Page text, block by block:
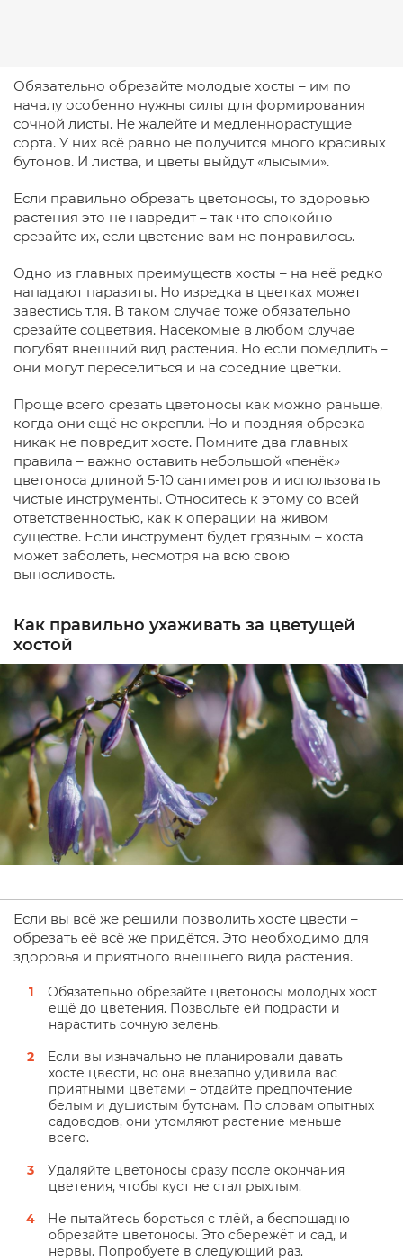
Обязательно обрезайте молодые хосты – им по
началу особенно нужны силы для формирования
сочной листы. Не жалейте и медленнорастущие
сорта. У них всё равно не получится много красивых
бутонов. И листва, и цветы выйдут «лысыми».
Если правильно обрезать цветоносы, то здоровью
растения это не навредит – так что спокойно
срезайте их, если цветение вам не понравилось.
Одно из главных преимуществ хосты – на неё редко
нападают паразиты. Но изредка в цветках может
завестись тля. В таком случае тоже обязательно
срезайте соцветвия. Насекомые в любом случае
погубят внешний вид растения. Но если помедлить –
они могут переселиться и на соседние цветки.
Проще всего срезать цветоносы как можно раньше,
когда они ещё не окрепли. Но и поздняя обрезка
никак не повредит хосте. Помните два главных
правила – важно оставить небольшой «пенёк»
цветоноса длиной 5-10 сантиметров и использовать
чистые инструменты. Относитесь к этому со всей
ответственностью, как к операции на живом
существе. Если инструмент будет грязным – хоста
может заболеть, несмотря на всю свою
выносливость.
Как правильно ухаживать за цветущей
хостой
Если вы всё же решили позволить хосте цвести –
обрезать её всё же придётся. Это необходимо для
здоровья и приятного внешнего вида растения.
Обязательно обрезайте цветоносы молодых хост
ещё до цветения. Позвольте ей подрасти и
нарастить сочную зелень.
Если вы изначально не планировали давать
хосте цвести, но она внезапно удивила вас
приятными цветами – отдайте предпочтение
белым и душистым бутонам. По словам опытных
садоводов, они утомляют растение меньше
всего.
Удаляйте цветоносы сразу после окончания
цветения, чтобы куст не стал рыхлым.
Не пытайтесь бороться с тлёй, а беспощадно
обрезайте цветоносы. Это сбережёт и сад, и
нервы. Попробуете в следующий раз.